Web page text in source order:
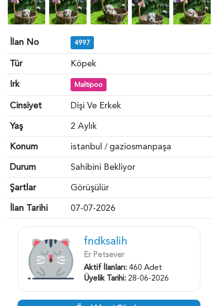
İlan No 4997
Tür
Köpek
Irk
Maltipoo
Cinsiyet
Dişi Ve Erkek
Yaş
2 Aylık
Konum
istanbul / gaziosmanpaşa
Durum
Sahibini Bekliyor
Şartlar
Görüşülür
İlan Tarihi
07-07-2026
fndksalih
Er Petsever
Aktif İlanları:460 Adet
Üyelik Tarihi: 28-06-2026